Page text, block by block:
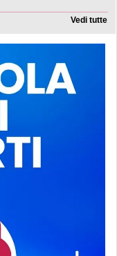
Vedi tutte